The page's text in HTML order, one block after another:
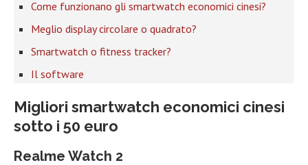
Come funzionano gli smartwatch economici cinesi?
Meglio display circolare o quadrato?
Smartwatch o fitness tracker?
Il software
Migliori smartwatch economici cinesi
sotto i 50 euro
Realme Watch 2